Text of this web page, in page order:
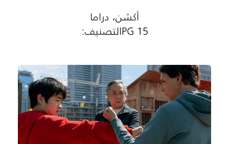
أكشن، دراما
PG 15التصنيف: